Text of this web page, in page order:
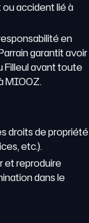
accident lié à
en
garantit avoir
Filleul avant toute
MIOOZ.
droits de propriété
etc.).
et reproduire
dans le